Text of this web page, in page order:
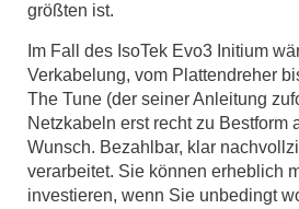
größten ist.
Im Fall des IsoTek Evo3 Initium
Verkabelung, vom Plattendreher
The Tune (der seiner Anleitung
Netzkabeln erst recht zu Bestform
Wunsch. Bezahlbar, klar
verarbeitet. Sie können erheblich
investieren, wenn Sie unbedingt